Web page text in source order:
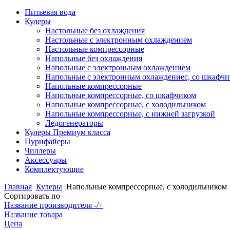
Питьевая вода
Кулеры
Настольные без охлаждения
Настольные с электронным охлаждением
Настольные компрессорные
Напольные без охлаждения
Напольные с электроныым охлаждением
Напольные с электронным охлаждениес, со
Напольные компрессорные
Напольные компрессорные, со шкафчиком
Напольные компрессорные, с холодильником
Напольные компрессорные, с нижней загрузкой
Ледогенераторы
Кулеры Премиум класса
Пурифайеры
Чиллеры
Аксессуары
Комплектующие
Главная Кулеры Напольные компрессорные, с холодильником
Сортировать по
Название производителя -/+
Название товара
Цена